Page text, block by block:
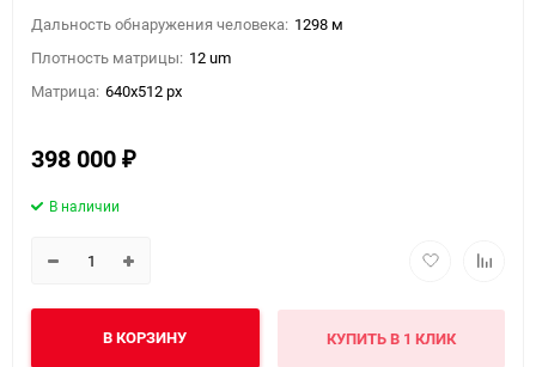
Дальность обнаружения человека: 1298 м
Плотность матрицы: 12 um
Матрица: 640x512 px
398 000 ₽
В наличии
В КОРЗИНУ КУПИТЬ В 1 КЛИК